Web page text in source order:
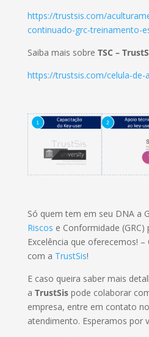
https://trustsis.com/
continuado-grc-treinamento-
Saiba mais sobre TSC –
https://trustsis.com/celula-de-
Só quem tem em seu DNA a
Riscos e Conformidade
Excelência que oferecemos!
com a TrustSis!
E caso queira saber mais
a TrustSis pode colaborar
empresa, entre em contato
atendimento. Esperamos por